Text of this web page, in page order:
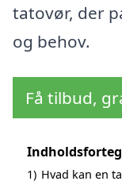
tatovør, der
og behov.
Få tilbud,
1) Hvad kan en